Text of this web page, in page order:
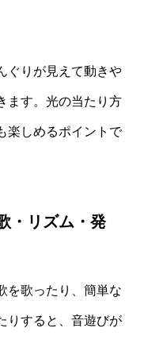
ぐりが見えて動きや
ます。光の当たり方
楽しめるポイントで
・リズム・発
を歌ったり、簡単な
りすると、音遊びが